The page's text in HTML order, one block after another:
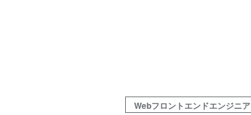
Webフロントエンドエンジニア